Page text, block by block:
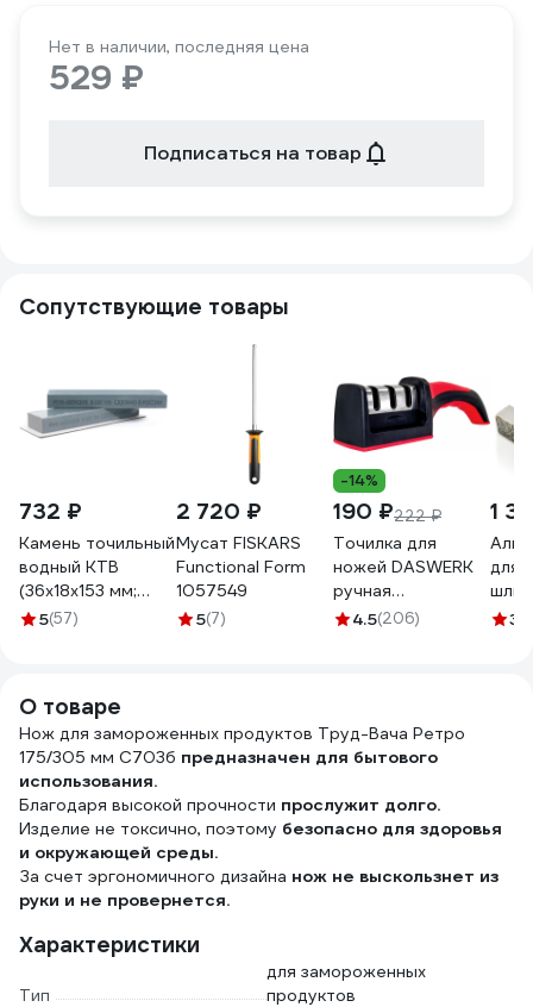
Нет в наличии, последняя цена
529 ₽
Подписаться на товар
Сопутствующие товары
732 ₽
Камень точильный
водный КТВ
(36х18х153 мм;
B600; VM) ИНФ-
5(57)
2 720 ₽
Мусат FISKARS
Functional Form
1057549
5(7)
-14%
190 ₽222 ₽
Точилка для
ножей DASWERK
ручная
ножеточка,
4.5(206)
1
для
3.5
О товаре
Нож для замороженных продуктов Труд-Вача Ретро
175/305 мм С703б предназначен для бытового
использования.
Благодаря высокой прочности прослужит долго.
Изделие не токсично, поэтому безопасно для здоровья
и окружающей среды.
За счет эргономичного дизайна нож не выскользнет из
руки и не провернется.
Характеристики
Тип
для замороженных
продуктов